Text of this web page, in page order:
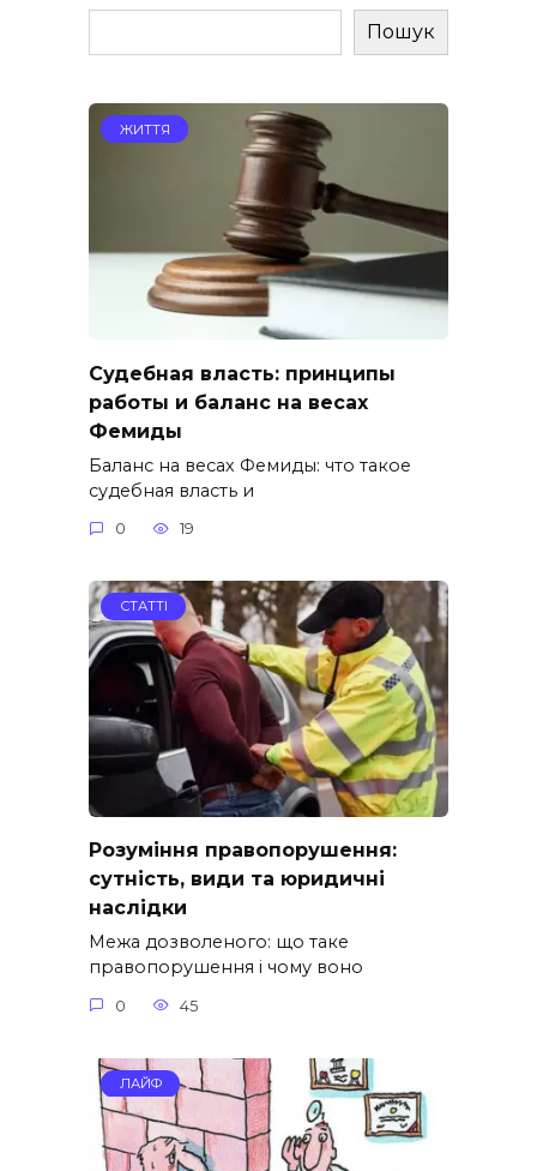
Пошук
ЖИТТЯ
Судебная власть: принципы
работы и баланс на весах
Фемиды
Баланс на весах Фемиды: что такое
судебная власть и
0 19
СТАТТІ
Розуміння правопорушення:
сутність, види та юридичні
наслідки
Межа дозволеного: що таке
правопорушення і чому воно
0 45
ЛАЙФ